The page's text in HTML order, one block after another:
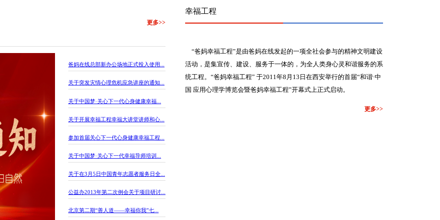
更多>>
爸妈在线总部新办公场地正式投入使用...
关于突发灾情心理危机应急讲座的通知...
关于中国梦·关心下一代心身健康幸福...
关于开展幸福工程幸福大讲堂讲师和心...
参加首届关心下一代心身健康幸福工程...
关于中国梦·关心下一代幸福导师培训...
关于在3月5日中国青年志愿者服务日全...
公益办2013年第二次例会关于项目研讨...
北京第二期“善人道——幸福你我”七...
幸福工程
“爸妈幸福工程”是由爸妈在线发起的一项全社会参与的精神文明建设
活动，是集宣传、建设、服务于一体的，为全人类身心灵和谐服务的系
统工程。“爸妈幸福工程” 于2011年8月13日在西安举行的首届“和谐·中
国 应用心理学博览会暨爸妈幸福工程”开幕式上正式启动。
更多>>